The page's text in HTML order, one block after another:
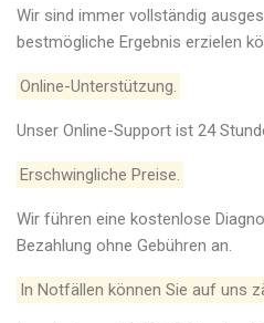
Wir sind immer vollständig
bestmögliche Ergebnis erzielen
Online-Unterstützung.
Unser Online-Support ist 24
Erschwingliche Preise.
Wir führen eine kostenlose
Bezahlung ohne Gebühren an.
In Notfällen können Sie auf uns